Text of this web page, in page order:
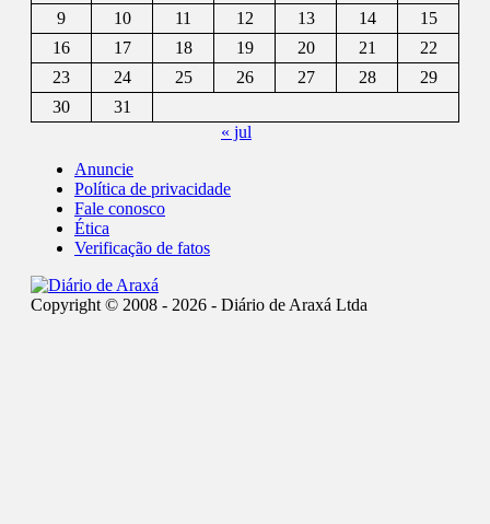
9
10 11 12 13 14
15
16
17 18 19 20 21
22
23
24 25 26 27 28
29
30
31
« jul
Anuncie
Política de privacidade
Fale conosco
Ética
Verificação de fatos
Copyright © 2008 - 2026 - Diário de Araxá Ltda